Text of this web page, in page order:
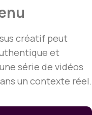
créatif peut
et
série de vidéos
un contexte réel.